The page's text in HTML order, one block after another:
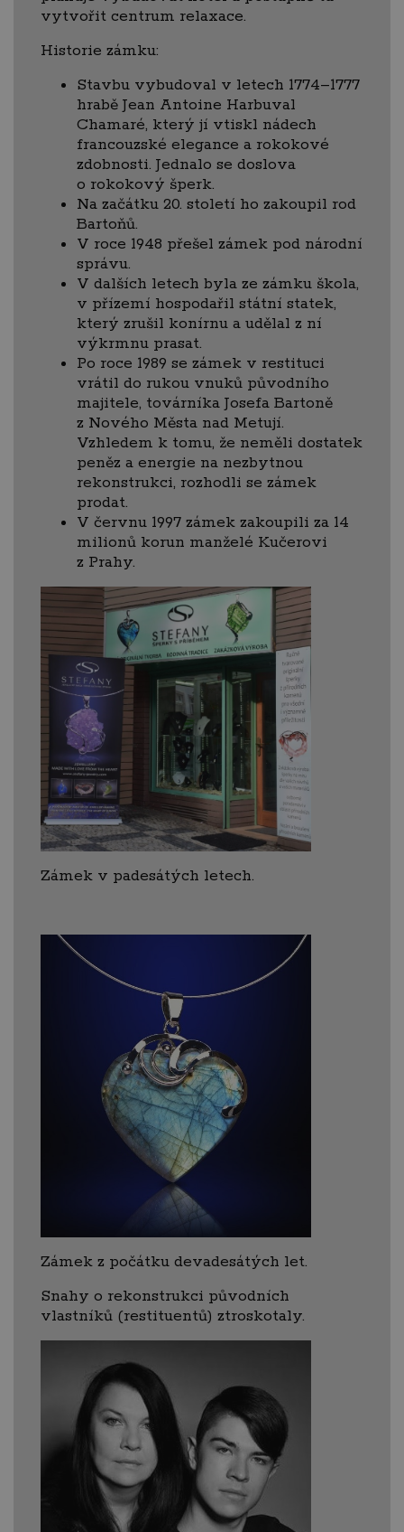
vytvořit centrum relaxace.
Historie zámku:
Stavbu vybudoval v letech 1774–1777
hrabě Jean Antoine Harbuval
Chamaré, který jí vtiskl nádech
francouzské elegance a rokokové
zdobnosti. Jednalo se doslova
o rokokový šperk.
Na začátku 20. století ho zakoupil rod
Bartoňů.
V roce 1948 přešel zámek pod národní
správu.
V dalších letech byla ze zámku škola,
v přízemí hospodařil státní statek,
který zrušil konírnu a udělal z ní
výkrmnu prasat.
Po roce 1989 se zámek v restituci
vrátil do rukou vnuků původního
majitele, továrníka Josefa Bartoně
z Nového Města nad Metují.
Vzhledem k tomu, že neměli dostatek
peněz a energie na nezbytnou
rekonstrukci, rozhodli se zámek
prodat.
V červnu 1997 zámek zakoupili za 14
milionů korun manželé Kučerovi
z Prahy.
Zámek v padesátých letech.
Zámek z počátku devadesátých let.
Snahy o rekonstrukci původních
vlastníků (restituentů) ztroskotaly.